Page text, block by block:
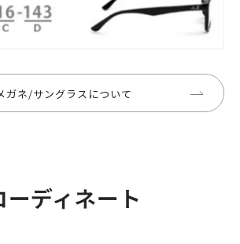
ガネ/サングラスについて
ーディネート